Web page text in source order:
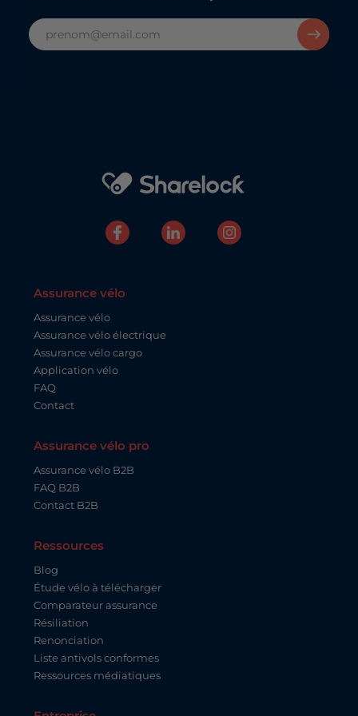
Assurance vélo
Assurance vélo
Assurance vélo électrique
Assurance vélo cargo
Application vélo
FAQ
Contact
Assurance vélo pro
Assurance vélo B2B
FAQ B2B
Contact B2B
Ressources
Blog
Étude vélo à télécharger
Comparateur assurance
Résiliation
Renonciation
Liste antivols conformes
Ressources médiatiques